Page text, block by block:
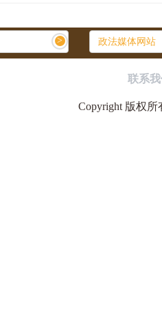
> 政法媒体网站
联系
Copyright 版权所